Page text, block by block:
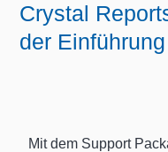
Crystal
der
Mit dem Support